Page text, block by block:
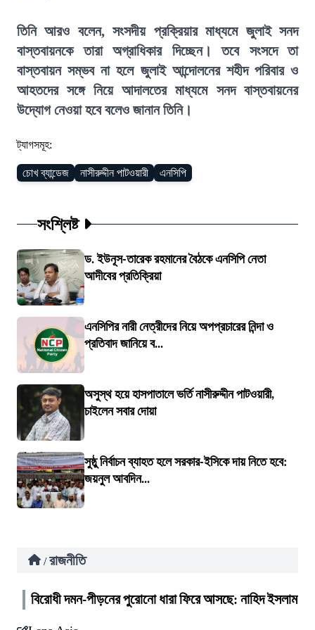
তিনি আরও বলেন, সংসদীয় প্রক্রিয়ার মাধ্যমে জুলাই সনদ
বাস্তবায়নকে তারা অগ্রাধিকার দিচ্ছেন। তবে সংসদে তা
বাস্তবায়ন সম্ভব না হলে জুলাই আন্দোলনের শহীদ পরিবার ও
আহতদের সঙ্গে নিয়ে আদালতের মাধ্যমে সনদ বাস্তবায়নের
উদ্যোগ নেওয়া হবে বলেও জানান তিনি।
ট্যাগসমূহ:
চোখ ব্যান্ডেজ নাসীরুদ্দীন পাটওয়ারী এনসিপি
সংশ্লিষ্ট
ড. ইউনূস-তারেক রহমানের বৈঠকে এনসিপি নেতা
আদীবের প্রতিক্রিয়া
এনসিপির নারী নেত্রীদের নিয়ে অপপ্রচারের নিন্দা ও
প্রতিবাদ জানিয়ে ব...
অসুস্থ হয়ে হাসপাতালে ভর্তি নাসীরুদ্দীন পাটওয়ারী,
চাইলেন সবার দোয়া
সুষ্ঠু নির্বাচন ব্যাহত হলে সরকার-ইসিকে দায় নিতে হবে:
জয়নুল আবদিন...
/ রাজনীতি
বিরোধী দমন-পীড়নের পুরোনো ধারা ফিরে আসছে: নাহিদ ইসলাম